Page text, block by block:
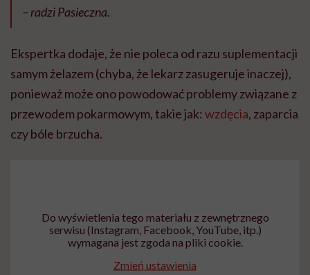
– radzi Pasieczna.
Ekspertka dodaje, że nie poleca od razu suplementacji
samym żelazem (chyba, że lekarz zasugeruje inaczej),
ponieważ może ono powodować problemy związane z
przewodem pokarmowym, takie jak: wzdęcia, zaparcia
czy bóle brzucha.
Do wyświetlenia tego materiału z zewnętrznego
serwisu (Instagram, Facebook, YouTube, itp.)
wymagana jest zgoda na pliki cookie.
Zmień ustawienia